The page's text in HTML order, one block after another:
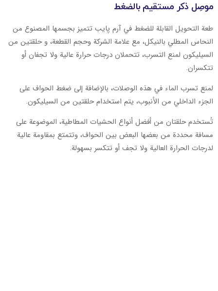
موصِل ذكر مستقيم بالضغط
طعة التحويل القابلة للضغط في آرم پایب تتميز بجسمها المصنوع من
النحاس المطلي بالنيكل، مع علامة الشركة وحجم القطعة، و حلقتين من
السيليكون لمنع التسرب، تتحملان درجات حرارة عالية ولا تجفان أو
تتكسران.
لمنع تسرب الماء في هذه الوصلات، بالإضافة إلى ضغط الحواف على
الجزء الداخلي من الأنبوب، يتم استخدام حلقتين من السيليكون.
تُستخدم حلقتان من أفضل أنواع الحشيات المطاطية، الموضوعة على
مسافة محددة من بعضها البعض بين الحواف، وتتمتع بمقاومة عالية
لدرجات الحرارة العالية ولا تجف أو تتكسر بسهولة.